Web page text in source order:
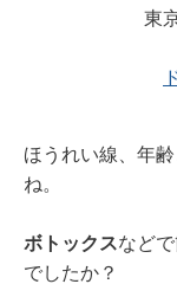
東
ほうれい線、年
ね。
ボトックスなど
でしたか？